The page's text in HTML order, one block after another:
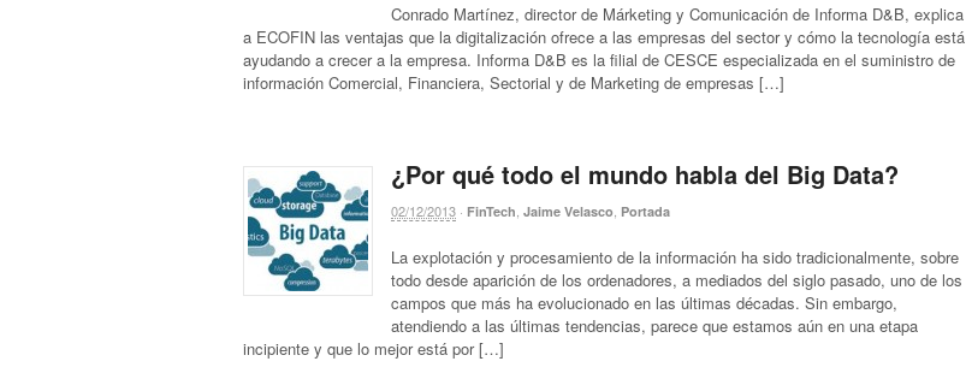
Conrado Martínez, director de Márketing y Comunicación de Informa D&B, explica
a ECOFIN las ventajas que la digitalización ofrece a las empresas del sector y cómo la tecnología está
ayudando a crecer a la empresa. Informa D&B es la filial de CESCE especializada en el suministro de
información Comercial, Financiera, Sectorial y de Marketing de empresas […]
¿Por qué todo el mundo habla del Big Data?
02/12/2013 · FinTech, Jaime Velasco, Portada
La explotación y procesamiento de la información ha sido tradicionalmente, sobre
todo desde aparición de los ordenadores, a mediados del siglo pasado, uno de los
campos que más ha evolucionado en las últimas décadas. Sin embargo,
atendiendo a las últimas tendencias, parece que estamos aún en una etapa
incipiente y que lo mejor está por […]